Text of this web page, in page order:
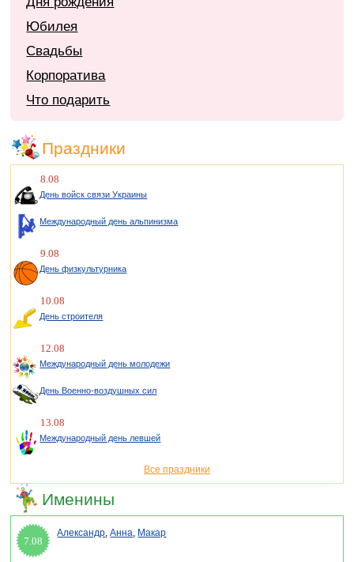
Юбилея
Свадьбы
Корпоратива
Что подарить
Праздники
8.08
День войск связи Украины
Международный день альпинизма
9.08
День физкультурника
10.08
День строителя
12.08
Международный день молодежи
День Военно-воздушных сил
13.08
Международный день левшей
Все праздники
Именины
7.08
Александр,Анна, Макар